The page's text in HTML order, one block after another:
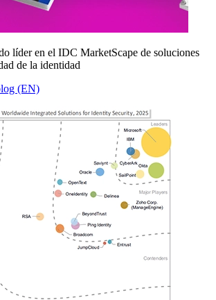
líder en el IDC MarketScape de soluciones
de la identidad
(EN)